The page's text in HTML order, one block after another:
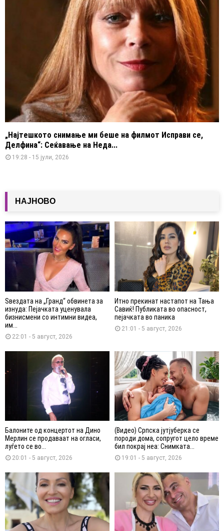
„Најтешкото снимање ми беше на филмот Исправи се,
Делфина“: Сеќавање на Неда...
19:28 - 15 јули, 2026
НАЈНОВО
Ѕвездата на „Гранд“ обвинета за
изнуда: Пејачката уценувала
бизнисмени со интимни видеа,
им...
22:01 - 5 август, 2026
Итно прекинат настапот на Тања
Савиќ! Публиката во опасност,
пејачката во паника
21:01 - 5 август, 2026
Балоните од концертот на Дино
Мерлин се продаваат на огласи,
луѓето се во...
20:01 - 5 август, 2026
(Видео) Српска јутјуберка се
породи дома, сопругот цело време
бил покрај неа: Снимката...
19:01 - 5 август, 2026